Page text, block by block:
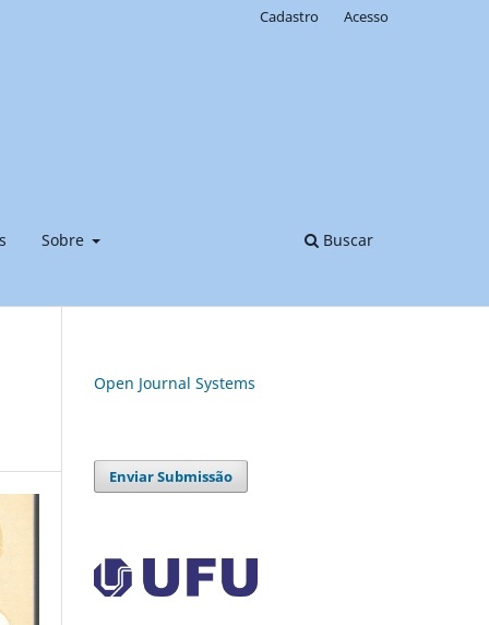
Sobre Buscar
Cadastro Acesso
Open Journal Systems
Enviar Submissão